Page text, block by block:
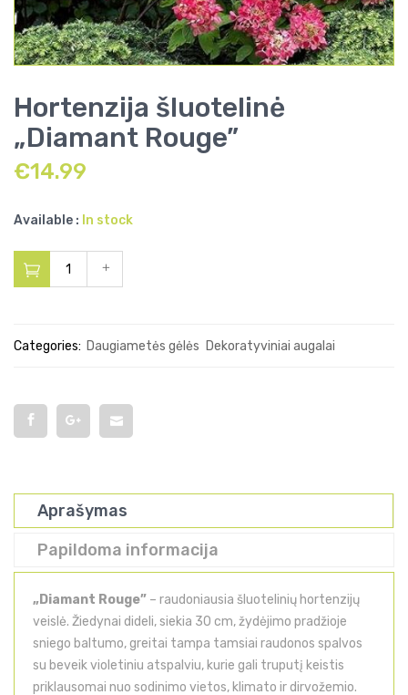
Hortenzija šluotelinė
„Diamant Rouge”
€14.99
Available : In stock
Categories: Daugiametės gėlės Dekoratyviniai augalai
Aprašymas
Papildoma informacija
„Diamant Rouge” – raudoniausia šluotelinių hortenzijų
veislė. Žiedynai dideli, siekia 30 cm, žydėjimo pradžioje
sniego baltumo, greitai tampa tamsiai raudonos spalvos
su beveik violetiniu atspalviu, kurie gali truputį keistis
priklausomai nuo sodinimo vietos, klimato ir dirvožemio.